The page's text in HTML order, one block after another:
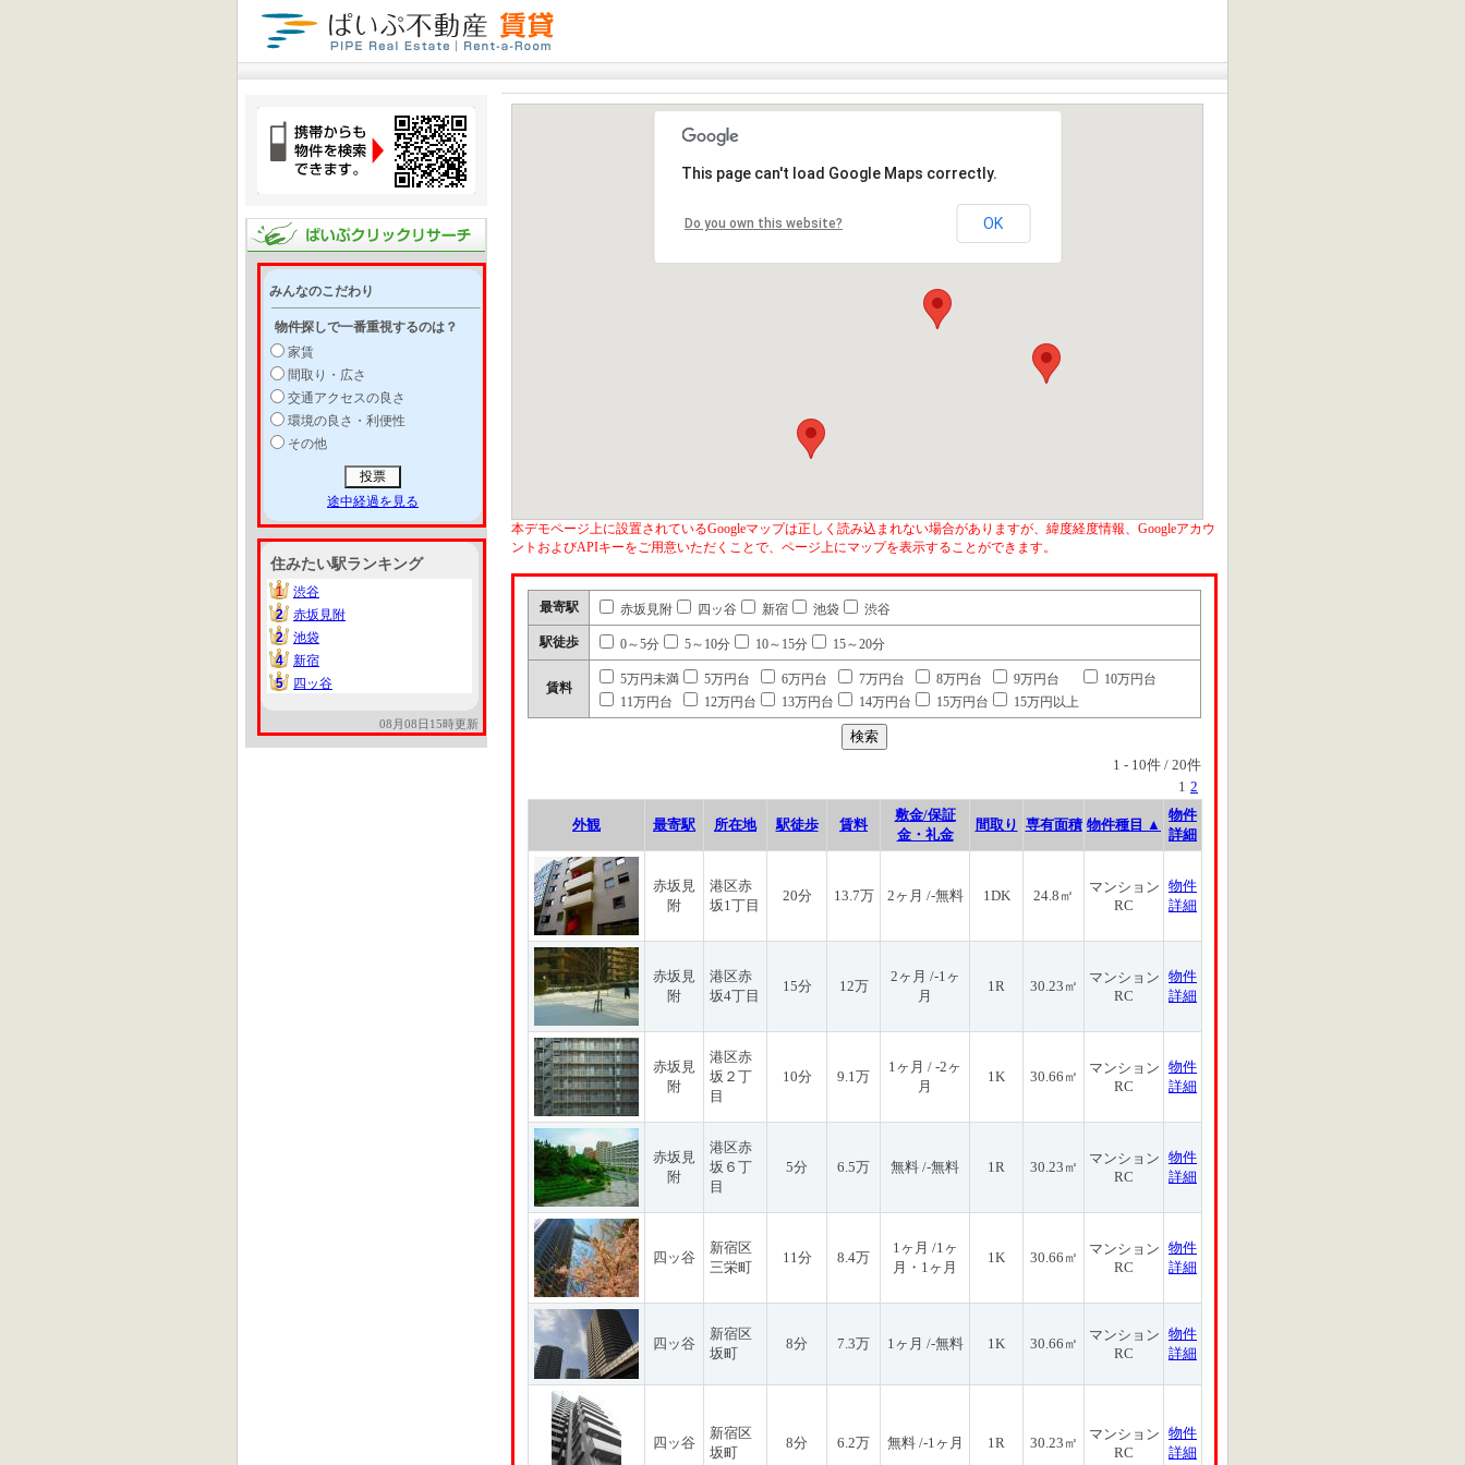
みんなのこだわり
物件探しで一番重視するのは？
家賃
間取り・広さ
交通アクセスの良さ
環境の良さ・利便性
その他
途中経過を見る
住みたい駅ランキング
1
1
渋谷
2
2
赤坂見附
2
2
池袋
4
4
新宿
5
5 四ッ谷
08月08日15時更新
This page can't load Google Maps correctly.
Do you own this website? OK
本デモページ上に設置されているGoogleマップは正しく読み込まれない場合がありますが、緯度経度情報、Googleアカウ
ントおよびAPIキーをご用意いただくことで、ページ上にマップを表示することができます。
最寄駅 赤坂見附 四ッ谷 新宿 池袋 渋谷
駅徒歩 0～5分 5～10分 10～15分 15～20分
賃料
5万円未満 5万円台 6万円台 7万円台 8万円台 9万円台
10万円台
11万円台
12万円台 13万円台 14万円台 15万円台 15万円以上
1 - 10件 / 20件
1 2
外観 最寄駅 所在地 駅徒歩 賃料
敷金/保証
金・礼金
間取り 専有面積 物件種目 ▲
物件
詳細
赤坂見
附
港区赤
坂1丁目
20分 13.7万 2ヶ月 /-無料 1DK 24.8㎡
マンション
RC
物件
詳細
赤坂見
附
港区赤
坂4丁目
15分 12万
2ヶ月 /-1ヶ
月
1R 30.23㎡
マンション
RC
物件
詳細
赤坂見
附
港区赤
坂２丁
目
10分 9.1万
1ヶ月 / -2ヶ
月
1K 30.66㎡
マンション
RC
物件
詳細
赤坂見
附
港区赤
坂６丁
目
5分 6.5万 無料 /-無料 1R 30.23㎡
マンション
RC
物件
詳細
四ッ谷
新宿区
三栄町
11分 8.4万
1ヶ月 /1ヶ
月・1ヶ月
1K 30.66㎡
マンション
RC
物件
詳細
四ッ谷
新宿区
坂町
8分 7.3万 1ヶ月 /-無料 1K 30.66㎡
マンション
RC
物件
詳細
四ッ谷
新宿区
坂町
8分 6.2万 無料 /-1ヶ月 1R 30.23㎡
マンション
RC
物件
詳細